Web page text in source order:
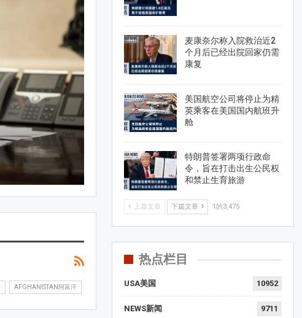
AMTV
AFGHANISTAN阿富汗
麦康奈尔称入院救治近2
个月后已经出院回家仍需
康复
美国航空公司将停止为精
英乘客在美国国内航班升
舱
特朗普签署两项行政命
令，旨在打击出生公民权
和禁止生育旅游
上篇文章 下篇文章 1的3,475
热点栏目
USA美国 10952
NEWS新闻 9711